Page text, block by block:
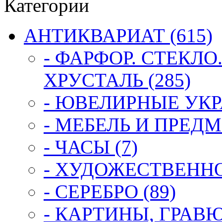
Категории
АНТИКВАРИАТ (615)
- ФАРФОР.
ХРУСТАЛЬ (285)
- ЮВЕЛИРНЫЕ
- МЕБЕЛЬ И
- ЧАСЫ (7)
-
- СЕРЕБРО (89)
- КАРТИНЫ,